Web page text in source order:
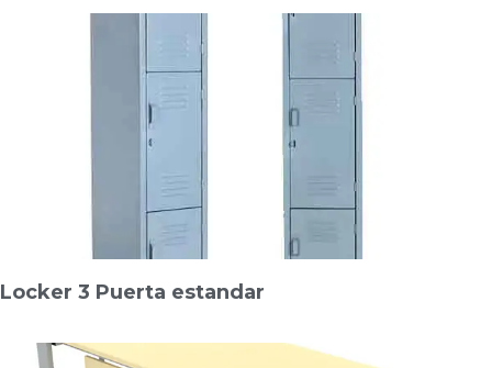
Locker 3 Puerta estandar